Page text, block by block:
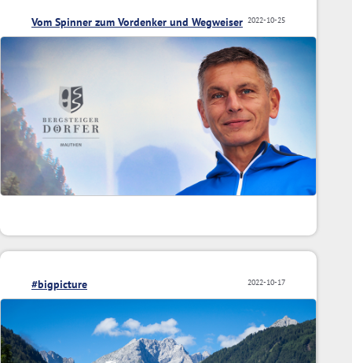
2022-10-25
Vom Spinner zum Vordenker und Wegweiser
2022-10-17
#bigpicture